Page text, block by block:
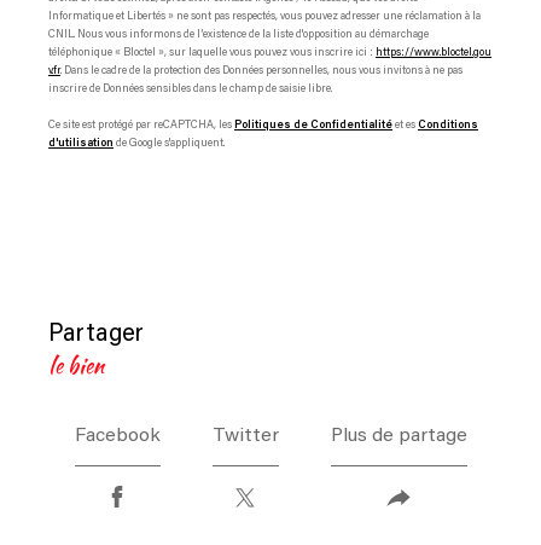
Informatique et Libertés » ne sont pas respectés, vous pouvez adresser une réclamation à la
CNIL. Nous vous informons de l’existence de la liste d'opposition au démarchage
téléphonique « Bloctel », sur laquelle vous pouvez vous inscrire ici : https://www.bloctel.gou
v.fr. Dans le cadre de la protection des Données personnelles, nous vous invitons à ne pas
inscrire de Données sensibles dans le champ de saisie libre.
Ce site est protégé par reCAPTCHA, les Politiques de Confidentialité et es Conditions
d'utilisation de Google s'appliquent.
partager
le bien
Facebook Twitter Plus de partage